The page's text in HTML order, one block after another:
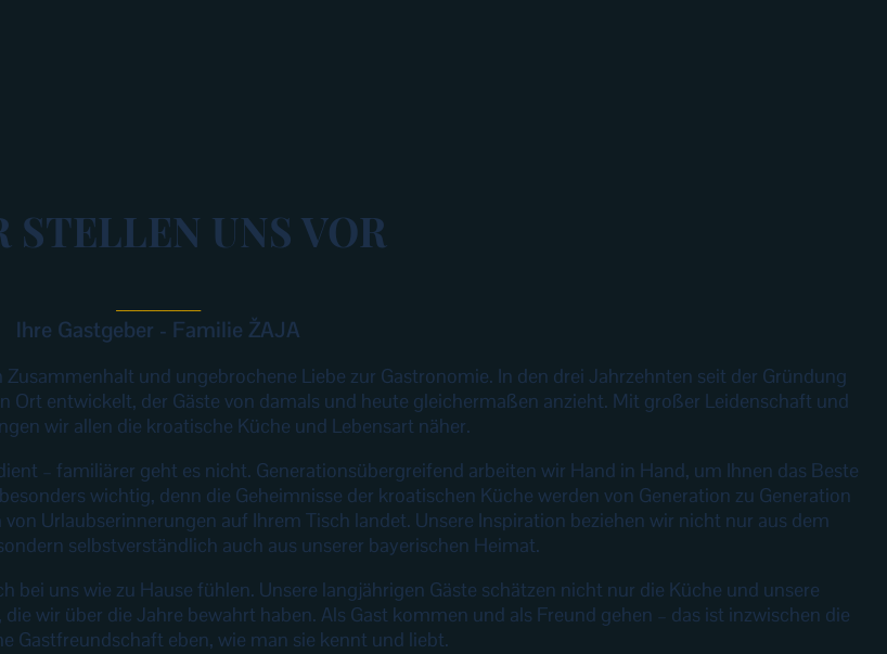
STELLEN UNS VOR
Ihre Gastgeber - Familie ŽAJA
und ungebrochene Liebe zur Gastronomie. In den drei Jahrzehnten seit der Gründung
Ort entwickelt, der Gäste von damals und heute gleichermaßen anzieht. Mit großer Leidenschaft und
wir allen die kroatische Küche und Lebensart näher.
– familiärer geht es nicht. Generationsübergreifend arbeiten wir Hand in Hand, um Ihnen das Beste
wichtig, denn die Geheimnisse der kroatischen Küche werden von Generation zu Generation
Urlaubserinnerungen auf Ihrem Tisch landet. Unsere Inspiration beziehen wir nicht nur aus dem
selbstverständlich auch aus unserer bayerischen Heimat.
bei uns wie zu Hause fühlen. Unsere langjährigen Gäste schätzen nicht nur die Küche und unsere
wir über die Jahre bewahrt haben. Als Gast kommen und als Freund gehen – das ist inzwischen die
Gastfreundschaft eben, wie man sie kennt und liebt.